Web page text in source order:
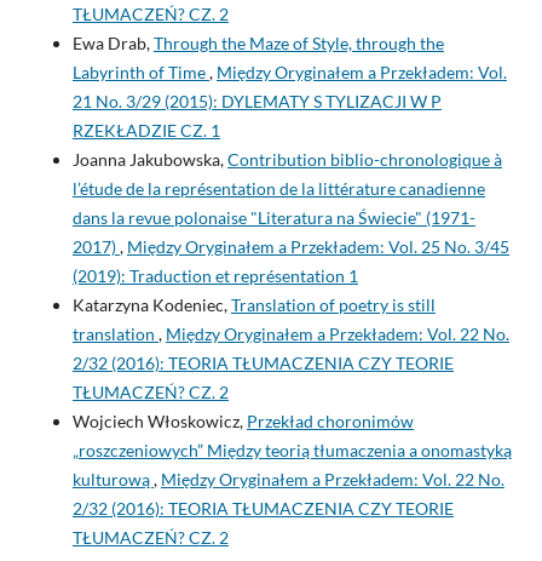
TŁUMACZEŃ? CZ. 2
Ewa Drab,Through the Maze of Style, through the
Labyrinth of Time, Między Oryginałem a Przekładem: Vol.
21 No. 3/29 (2015): DYLEMATY S TYLIZACJI W P
RZEKŁADZIE CZ. 1
Joanna Jakubowska,Contribution biblio-chronologique à
l’étude de la représentation de la littérature canadienne
dans la revue polonaise "Literatura na Świecie" (1971-
2017), Między Oryginałem a Przekładem: Vol. 25 No. 3/45
(2019): Traduction et représentation 1
Katarzyna Kodeniec,Translation of poetry is still
translation , Między Oryginałem a Przekładem: Vol. 22 No.
2/32 (2016): TEORIA TŁUMACZENIA CZY TEORIE
TŁUMACZEŃ? CZ. 2
Wojciech Włoskowicz, Przekład choronimów
„roszczeniowych” Między teorią tłumaczenia a onomastyką
kulturową, Między Oryginałem a Przekładem: Vol. 22 No.
2/32 (2016): TEORIA TŁUMACZENIA CZY TEORIE
TŁUMACZEŃ? CZ. 2